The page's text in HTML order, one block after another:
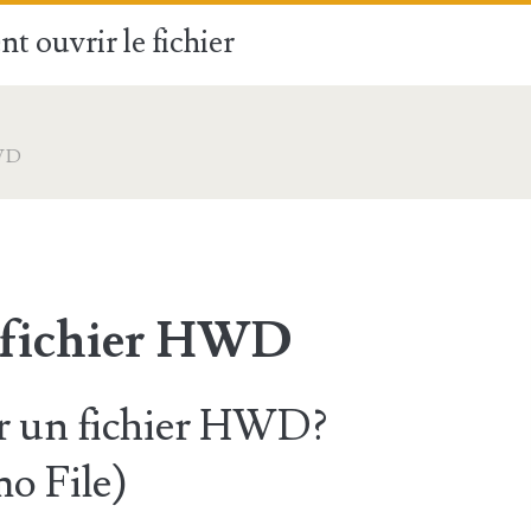
ouvrir le fichier
HWD
un fichier HWD?
File)